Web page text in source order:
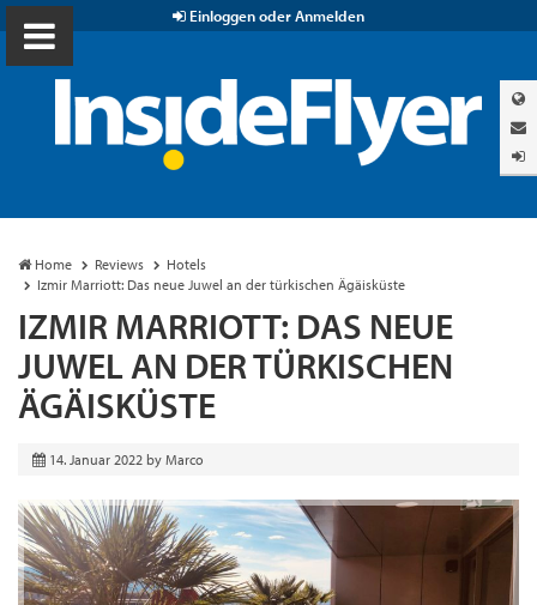
Einloggen oder Anmelden
Home Reviews
Hotels
Izmir Marriott: Das neue Juwel an der türkischen Ägäisküste
IZMIR MARRIOTT: DAS NEUE
JUWEL AN DER TÜRKISCHEN
ÄGÄISKÜSTE
14. Januar 2022 by Marco